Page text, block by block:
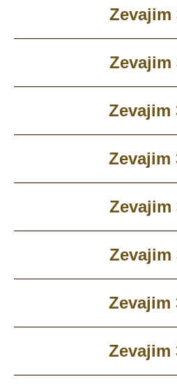
Zevajim
Zevajim
Zevajim
Zevajim
Zevajim
Zevajim
Zevajim
Zevajim